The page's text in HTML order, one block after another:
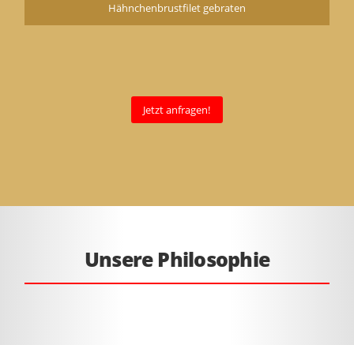
Hähnchenbrustfilet gebraten
Jetzt anfragen!
Unsere Philosophie